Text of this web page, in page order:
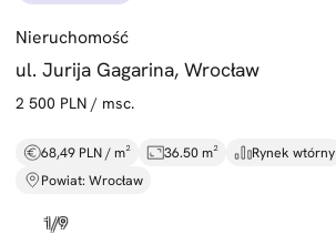
Nieruchomość
ul. Jurija Gagarina, Wrocław
2 500 PLN / msc.
68,49 PLN / m² 36.50 m² Rynek wtórny
Powiat: Wrocław